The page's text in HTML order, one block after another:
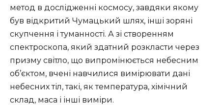
метод в дослідженні космосу, завдяки якому
був відкритий Чумацький шлях, інші зоряні
скупчення і туманності. А зі створенням
спектроскопа, який здатний розкласти через
призму світло, що випромінюється небесним
об’єктом, вчені навчилися вимірювати дані
небесних тіл, такі, як температура, хімічний
склад, маса і інші виміри.